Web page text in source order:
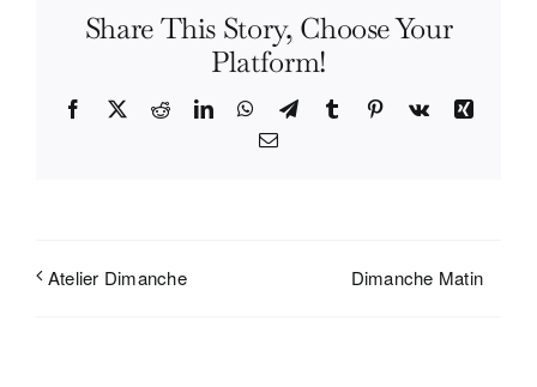
Share This Story, Choose Your
Platform!
Facebook
X RedditLinkedInWhatsApp
TelegramTumblr Pinterest
Vk
Xing
Email
Atelier Dimanche Dimanche Matin